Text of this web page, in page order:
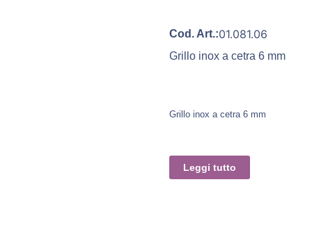
Cod. Art.:01.081.06
Grillo inox a cetra 6 mm
Grillo inox a cetra 6 mm
Leggi tutto